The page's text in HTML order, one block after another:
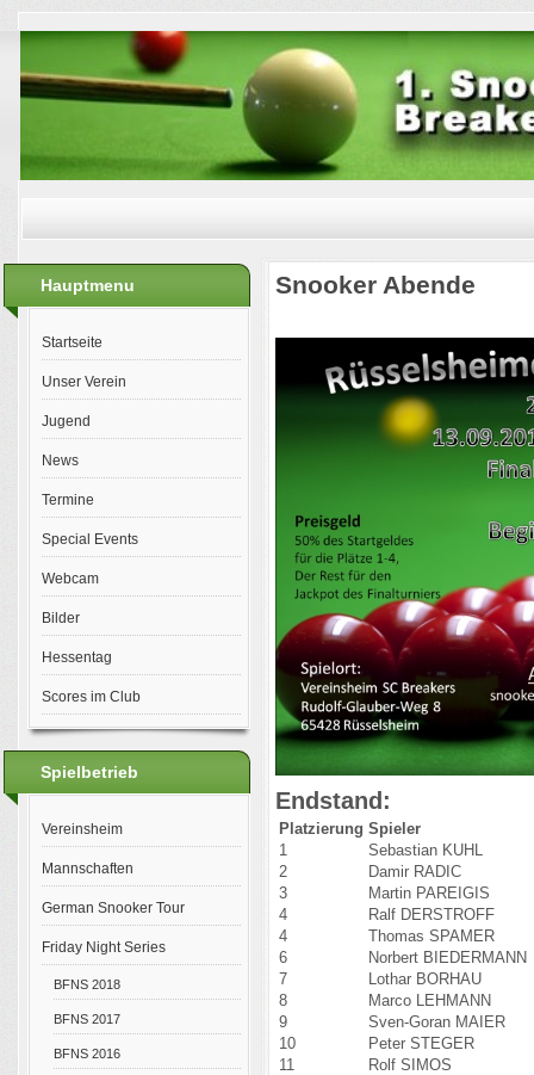
Hauptmenu
Startseite
Unser Verein
Jugend
News
Termine
Special Events
Webcam
Bilder
Hessentag
Scores im Club
Spielbetrieb
Vereinsheim
Mannschaften
German Snooker Tour
Friday Night Series
BFNS 2018
BFNS 2017
BFNS 2016
Snooker Abende
Endstand:
Platzierung Spieler
1
Sebastian KUHL
2
Damir RADIC
3
Martin PAREIGIS
4
Ralf DERSTROFF
4
Thomas SPAMER
6
Norbert BIEDERMANN
7
Lothar BORHAU
8
Marco LEHMANN
9
Sven-Goran MAIER
10
Peter STEGER
11
Rolf SIMOS